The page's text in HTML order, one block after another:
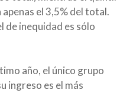
el 3,5% del total.
de inequidad es sólo
año, el único grupo
ingreso es el más